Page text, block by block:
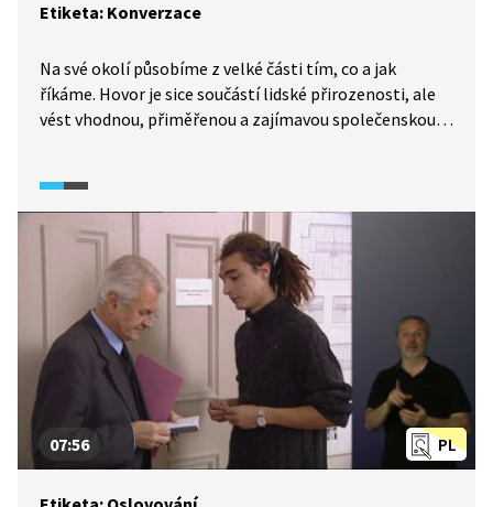
Etiketa: Konverzace
Na své okolí působíme z velké části tím, co a jak
říkáme. Hovor je sice součástí lidské přirozenosti, ale
vést vhodnou, přiměřenou a zajímavou společenskou
prvky, jako jsou volba tématu, hlasitost a tempo řeči,
pohled do očí nebo usměrňování hovoru bez nutnosti
skákat druhým do řeči.
PL
07:56